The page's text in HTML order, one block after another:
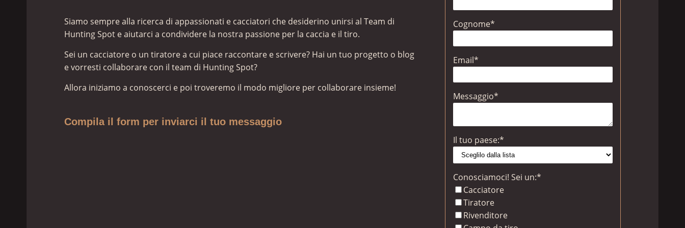
Siamo sempre alla ricerca di appassionati e cacciatori che desiderino unirsi al Team di
Hunting Spot e aiutarci a condividere la nostra passione per la caccia e il tiro.
Sei un cacciatore o un tiratore a cui piace raccontare e scrivere? Hai un tuo progetto o blog
e vorresti collaborare con il team di Hunting Spot?
Allora iniziamo a conoscerci e poi troveremo il modo migliore per collaborare insieme!
Compila il form per inviarci il tuo messaggio
Cognome*
Email*
Messaggio*
Il tuo paese:*
Conosciamoci! Sei un:*
Cacciatore
Tiratore
Rivenditore